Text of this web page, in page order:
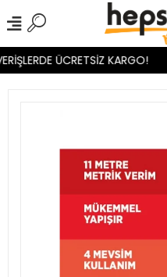
ÜCRETSİZ KARGO!